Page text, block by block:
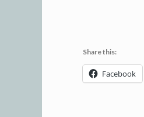
Share this:
Facebook